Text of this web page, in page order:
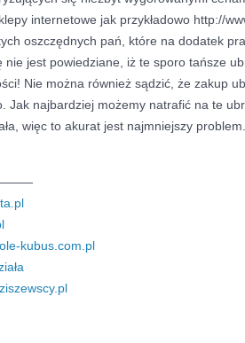
internetowe jak przykładowo http://
oszczędnych pań, które na dodatek
nie jest powiedziane, iż te sporo tańsze
Nie można również sądzić, że zakup
Jak najbardziej możemy natrafić na te
więc to akurat jest najmniejszy problem.
kubus.com.pl